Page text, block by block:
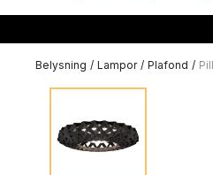
Belysning / Lampor / Plafond /